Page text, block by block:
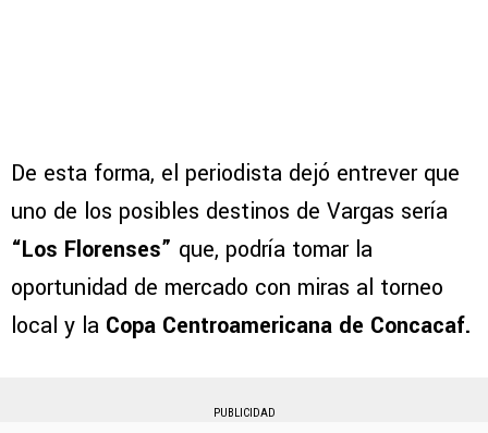
De esta forma, el periodista dejó entrever que
uno de los posibles destinos de Vargas sería
“Los Florenses” que, podría tomar la
oportunidad de mercado con miras al torneo
local y la Copa Centroamericana de Concacaf.
PUBLICIDAD